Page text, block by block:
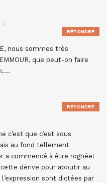
:
nous sommes très
que peut-on faire
RÉPONDRE
c’est que c’est sous
au fond tellement
a commencé à être rognée!
dérive pour aboutir au
sont dictées par
RÉPONDRE